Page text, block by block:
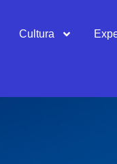
Cultura